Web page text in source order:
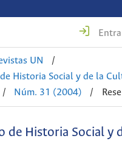
UN
/
Historia Social y de la
/ Núm. 31 (2004) /
de Historia Social y